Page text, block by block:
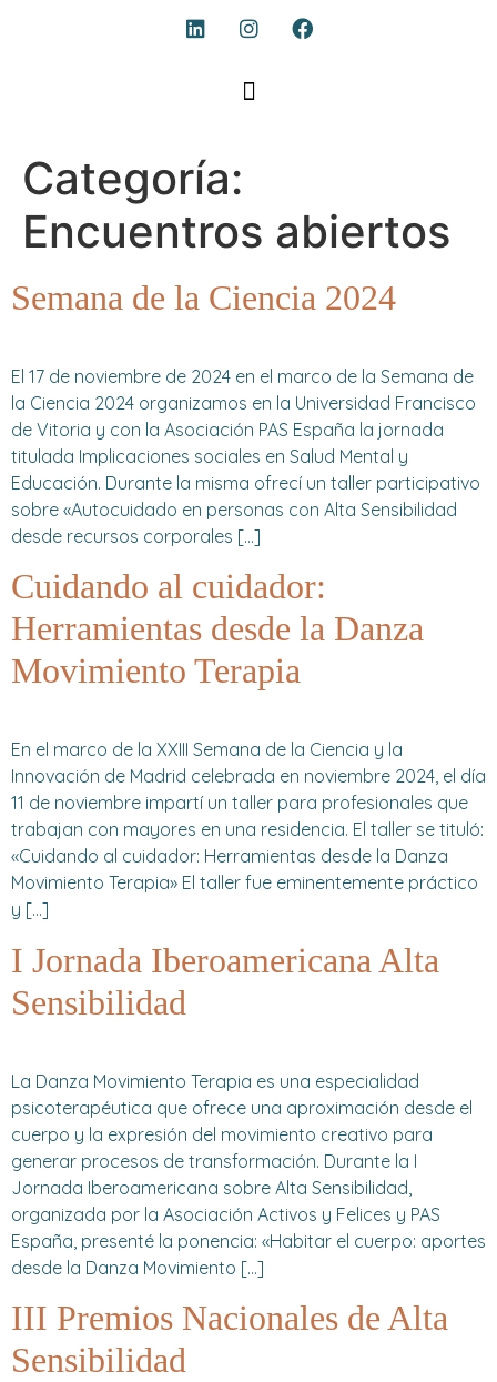
Categoría:
Encuentros abiertos
Semana de la Ciencia 2024
El 17 de noviembre de 2024 en el marco de la Semana de
la Ciencia 2024 organizamos en la Universidad Francisco
de Vitoria y con la Asociación PAS España la jornada
titulada Implicaciones sociales en Salud Mental y
Educación. Durante la misma ofrecí un taller participativo
sobre «Autocuidado en personas con Alta Sensibilidad
desde recursos corporales […]
Cuidando al cuidador:
Herramientas desde la Danza
Movimiento Terapia
En el marco de la XXIII Semana de la Ciencia y la
Innovación de Madrid celebrada en noviembre 2024, el día
11 de noviembre impartí un taller para profesionales que
trabajan con mayores en una residencia. El taller se tituló:
«Cuidando al cuidador: Herramientas desde la Danza
Movimiento Terapia» El taller fue eminentemente práctico
y […]
I Jornada Iberoamericana Alta
Sensibilidad
La Danza Movimiento Terapia es una especialidad
psicoterapéutica que ofrece una aproximación desde el
cuerpo y la expresión del movimiento creativo para
generar procesos de transformación. Durante la I
Jornada Iberoamericana sobre Alta Sensibilidad,
organizada por la Asociación Activos y Felices y PAS
España, presenté la ponencia: «Habitar el cuerpo: aportes
desde la Danza Movimiento […]
III Premios Nacionales de Alta
Sensibilidad